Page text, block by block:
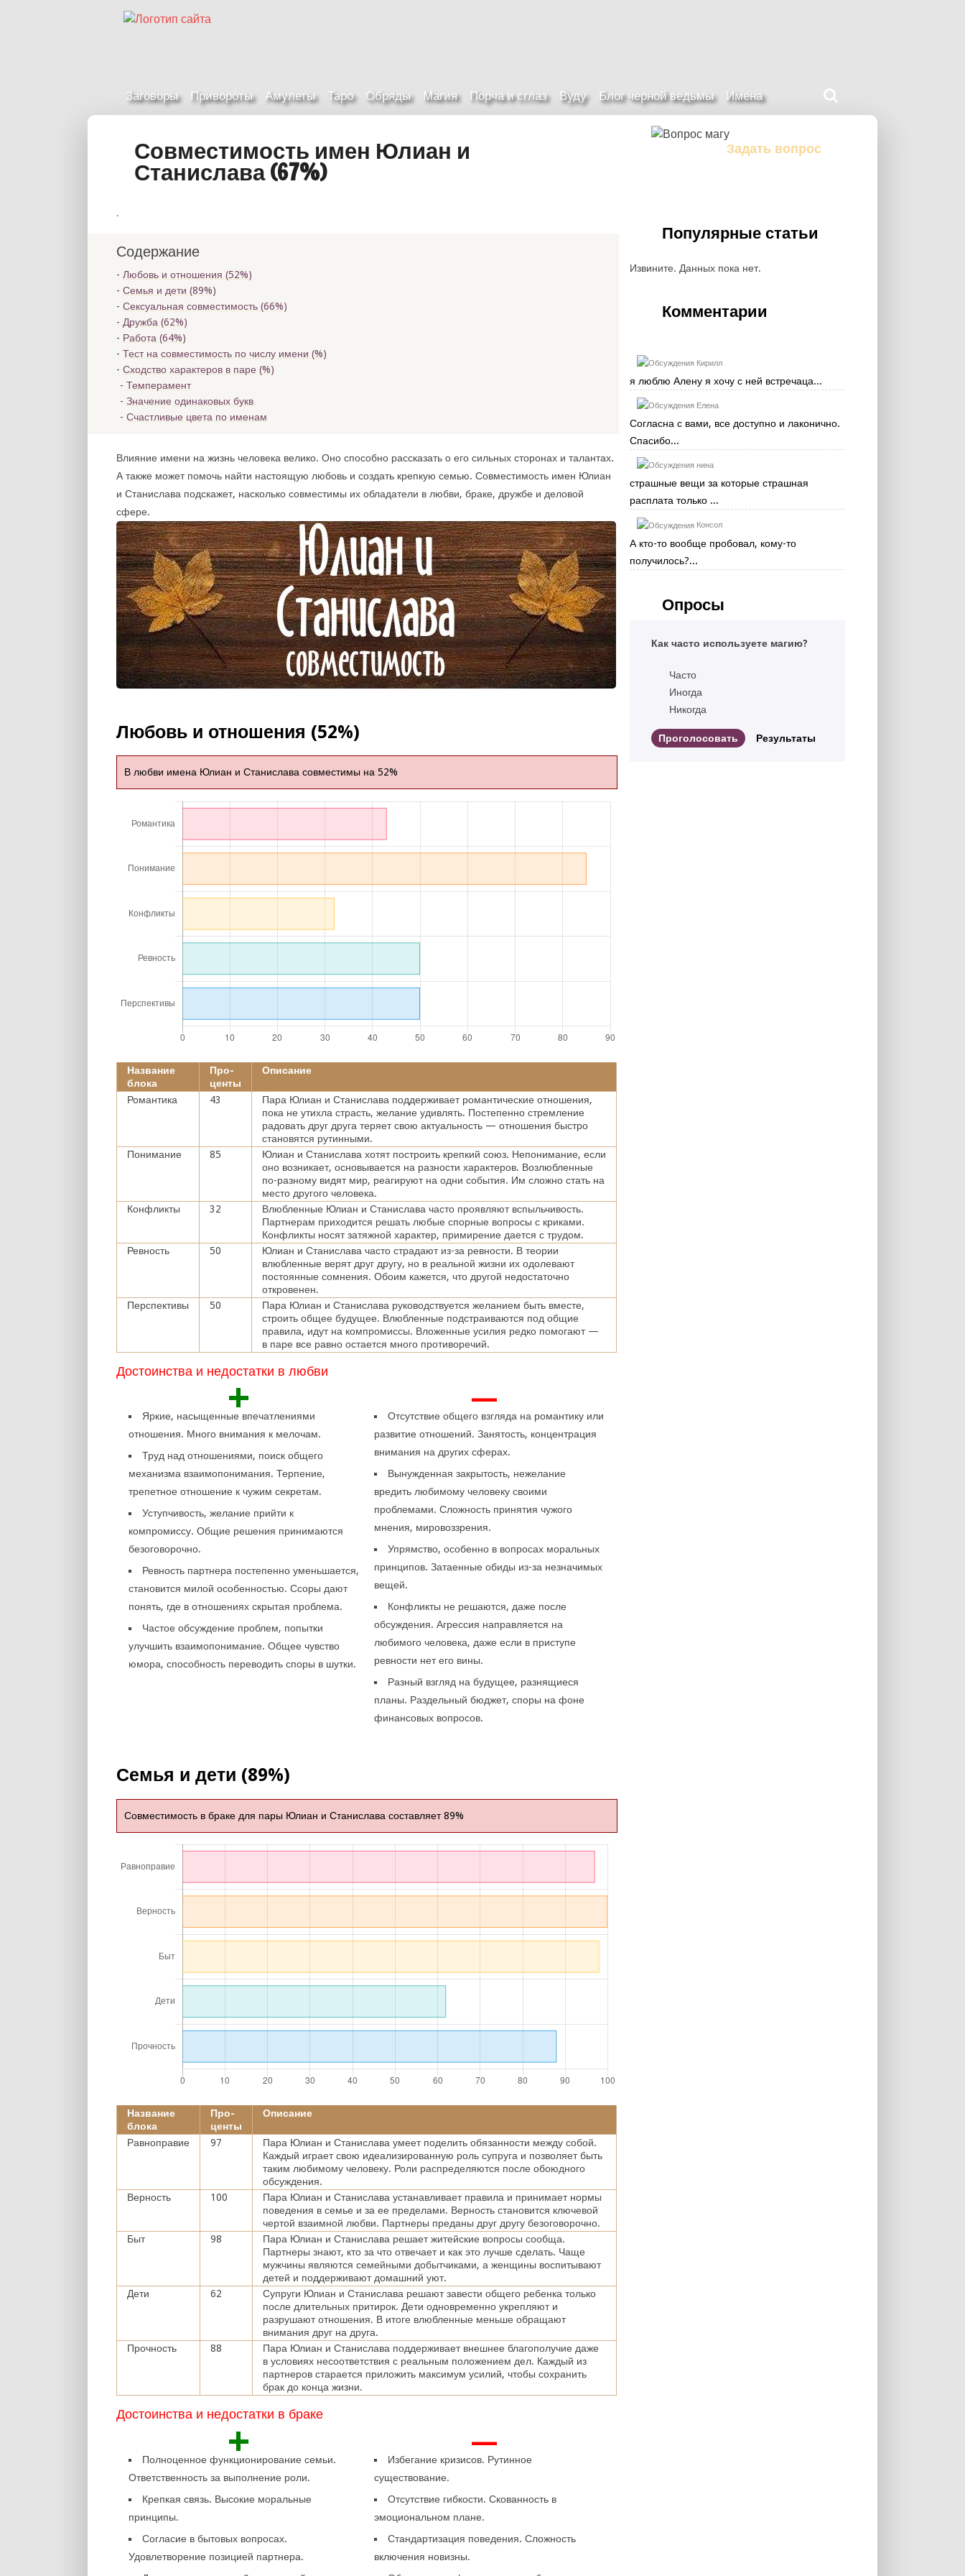
Заговоры Привороты Амулеты Таро Обряды Магия Порча и сглаз Вуду Блог черной ведьмы Имена
сайте
Совместимость имен Юлиан и
Станислава (67%)
.
Содержание
Любовь и отношения (52%)
Семья и дети (89%)
Сексуальная совместимость (66%)
Дружба (62%)
Работа (64%)
Тест на совместимость по числу имени (%)
Сходство характеров в паре (%)
Темперамент
Значение одинаковых букв
Счастливые цвета по именам
Влияние имени на жизнь человека велико. Оно способно рассказать о его сильных сторонах и талантах.
А также может помочь найти настоящую любовь и создать крепкую семью. Совместимость имен Юлиан
и Станислава подскажет, насколько совместимы их обладатели в любви, браке, дружбе и деловой
сфере.
Любовь и отношения (52%)
В любви имена Юлиан и Станислава совместимы на 52%
Название
блока
Про-
центы
Описание
Романтика 43
Пара Юлиан и Станислава поддерживает романтические отношения,
пока не утихла страсть, желание удивлять. Постепенно стремление
радовать друг друга теряет свою актуальность — отношения быстро
становятся рутинными.
Понимание
85
Юлиан и Станислава хотят построить крепкий союз. Непонимание, если
оно возникает, основывается на разности характеров. Возлюбленные
по-разному видят мир, реагируют на одни события. Им сложно стать на
место другого человека.
Конфликты
32
Влюбленные Юлиан и Станислава часто проявляют вспыльчивость.
Партнерам приходится решать любые спорные вопросы с криками.
Конфликты носят затяжной характер, примирение дается с трудом.
Ревность
50
Юлиан и Станислава часто страдают из-за ревности. В теории
влюбленные верят друг другу, но в реальной жизни их одолевают
постоянные сомнения. Обоим кажется, что другой недостаточно
откровенен.
Перспективы
50
Пара Юлиан и Станислава руководствуется желанием быть вместе,
строить общее будущее. Влюбленные подстраиваются под общие
правила, идут на компромиссы. Вложенные усилия редко помогают —
в паре все равно остается много противоречий.
Достоинства и недостатки в любви
+
Яркие, насыщенные впечатлениями
отношения. Много внимания к мелочам.
Труд над отношениями, поиск общего
механизма взаимопонимания. Терпение,
трепетное отношение к чужим секретам.
Уступчивость, желание прийти к
компромиссу. Общие решения принимаются
безоговорочно.
Ревность партнера постепенно уменьшается,
становится милой особенностью. Ссоры дают
понять, где в отношениях скрытая проблема.
Частое обсуждение проблем, попытки
улучшить взаимопонимание. Общее чувство
юмора, способность переводить споры в шутки.
—
Отсутствие общего взгляда на романтику или
развитие отношений. Занятость, концентрация
внимания на других сферах.
Вынужденная закрытость, нежелание
вредить любимому человеку своими
проблемами. Сложность принятия чужого
мнения, мировоззрения.
Упрямство, особенно в вопросах моральных
принципов. Затаенные обиды из-за незначимых
вещей.
Конфликты не решаются, даже после
обсуждения. Агрессия направляется на
любимого человека, даже если в приступе
ревности нет его вины.
Разный взгляд на будущее, разнящиеся
планы. Раздельный бюджет, споры на фоне
финансовых вопросов.
Семья и дети (89%)
Совместимость в браке для пары Юлиан и Станислава составляет 89%
Название
блока
Про-
центы
Описание
Равноправие 97
Пара Юлиан и Станислава умеет поделить обязанности между собой.
Каждый играет свою идеализированную роль супруга и позволяет быть
таким любимому человеку. Роли распределяются после обоюдного
обсуждения.
Верность
100
Пара Юлиан и Станислава устанавливает правила и принимает нормы
поведения в семье и за ее пределами. Верность становится ключевой
чертой взаимной любви. Партнеры преданы друг другу безоговорочно.
Быт
98
Пара Юлиан и Станислава решает житейские вопросы сообща.
Партнеры знают, кто за что отвечает и как это лучше сделать. Чаще
мужчины являются семейными добытчиками, а женщины воспитывают
детей и поддерживают домашний уют.
Дети
62
Супруги Юлиан и Станислава решают завести общего ребенка только
после длительных притирок. Дети одновременно укрепляют и
разрушают отношения. В итоге влюбленные меньше обращают
внимания друг на друга.
Прочность
88
Пара Юлиан и Станислава поддерживает внешнее благополучие даже
в условиях несоответствия с реальным положением дел. Каждый из
партнеров старается приложить максимум усилий, чтобы сохранить
брак до конца жизни.
Достоинства и недостатки в браке
+
Полноценное функционирование семьи.
Ответственность за выполнение роли.
Крепкая связь. Высокие моральные
принципы.
Согласие в бытовых вопросах.
Удовлетворение позицией партнера.
—
Избегание кризисов. Рутинное
существование.
Отсутствие гибкости. Скованность в
эмоциональном плане.
Стандартизация поведения. Сложность
включения новизны.
Задать вопрос
Популярные статьи
Извините. Данных пока нет.
Комментарии
Кирилл
я люблю Алену я хочу с ней встречаца...
Елена
Согласна с вами, все доступно и лаконично.
Спасибо...
нина
страшные вещи за которые страшная
расплата только ...
Консол
А кто-то вообще пробовал, кому-то
получилось?...
Опросы
Как часто используете магию?
Часто
Иногда
Никогда
Результаты